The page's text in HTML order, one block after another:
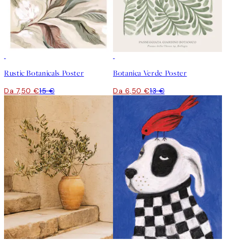
Rustic Botanicals Poster
Da 7,50 €15 €
Botanica Verde Poster
Da 6,50 €13 €